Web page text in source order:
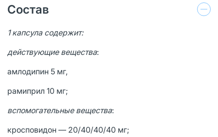
Состав
1 капсула содержит:
действующие вещества:
амлодипин 5 мг,
рамиприл 10 мг;
вспомогательные вещества:
кросповидон — 20/40/40/40 мг;